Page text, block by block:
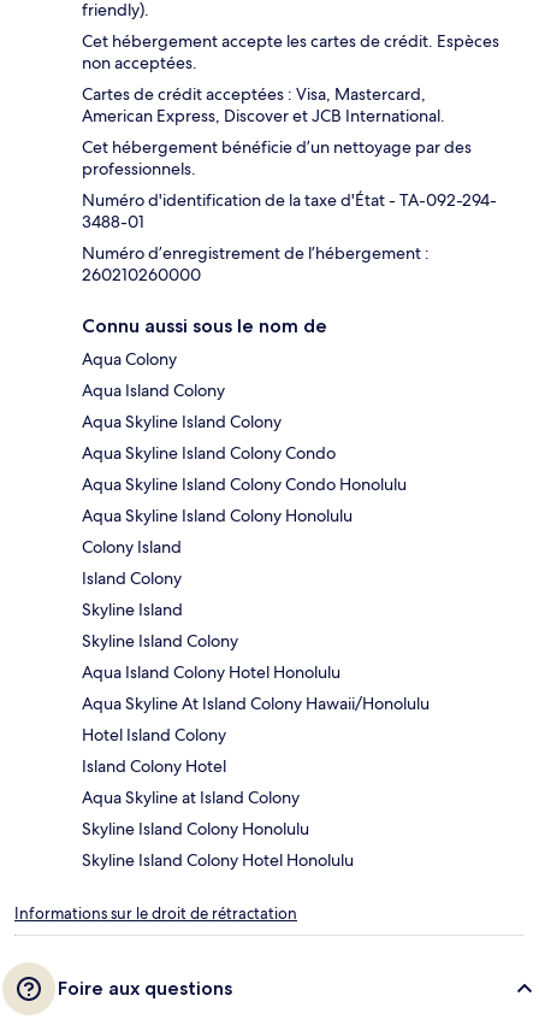
friendly).
Cet hébergement accepte les cartes de crédit. Espèces
non acceptées.
Cartes de crédit acceptées : Visa, Mastercard,
American Express, Discover et JCB International.
Cet hébergement bénéficie d’un nettoyage par des
professionnels.
Numéro d'identification de la taxe d'État - TA-092-294-
3488-01
Numéro d’enregistrement de l’hébergement :
260210260000
Connu aussi sous le nom de
Aqua Colony
Aqua Island Colony
Aqua Skyline Island Colony
Aqua Skyline Island Colony Condo
Aqua Skyline Island Colony Condo Honolulu
Aqua Skyline Island Colony Honolulu
Colony Island
Island Colony
Skyline Island
Skyline Island Colony
Aqua Island Colony Hotel Honolulu
Aqua Skyline At Island Colony Hawaii/Honolulu
Hotel Island Colony
Island Colony Hotel
Aqua Skyline at Island Colony
Skyline Island Colony Honolulu
Skyline Island Colony Hotel Honolulu
Informations sur le droit de rétractation
Foire aux questions